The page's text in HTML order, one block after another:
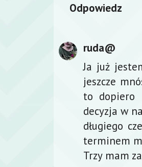
Odpowiedz
ruda@
Ja już
jeszcze
to dopiero
decyzja w
długiego
terminem
Trzy mam